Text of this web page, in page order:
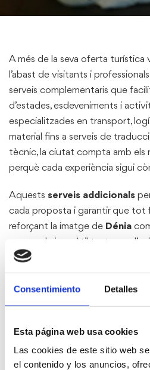
Consentimiento Detalles
Esta página web usa cookies
Las cookies de este sitio web
el contenido y los anuncios,
A més de la seva oferta turística
l’abast de visitants i
serveis complementaris que
d’estades, esdeveniments i
especialitzades en transport,
material fins a serveis de
tècnic, la ciutat compta amb els
perquè cada experiència sigui
Aquests serveis addicionals
cada proposta i garantir que tot
reforçant la imatge de Dénia
preparada i versàtil tant per a
negocis.